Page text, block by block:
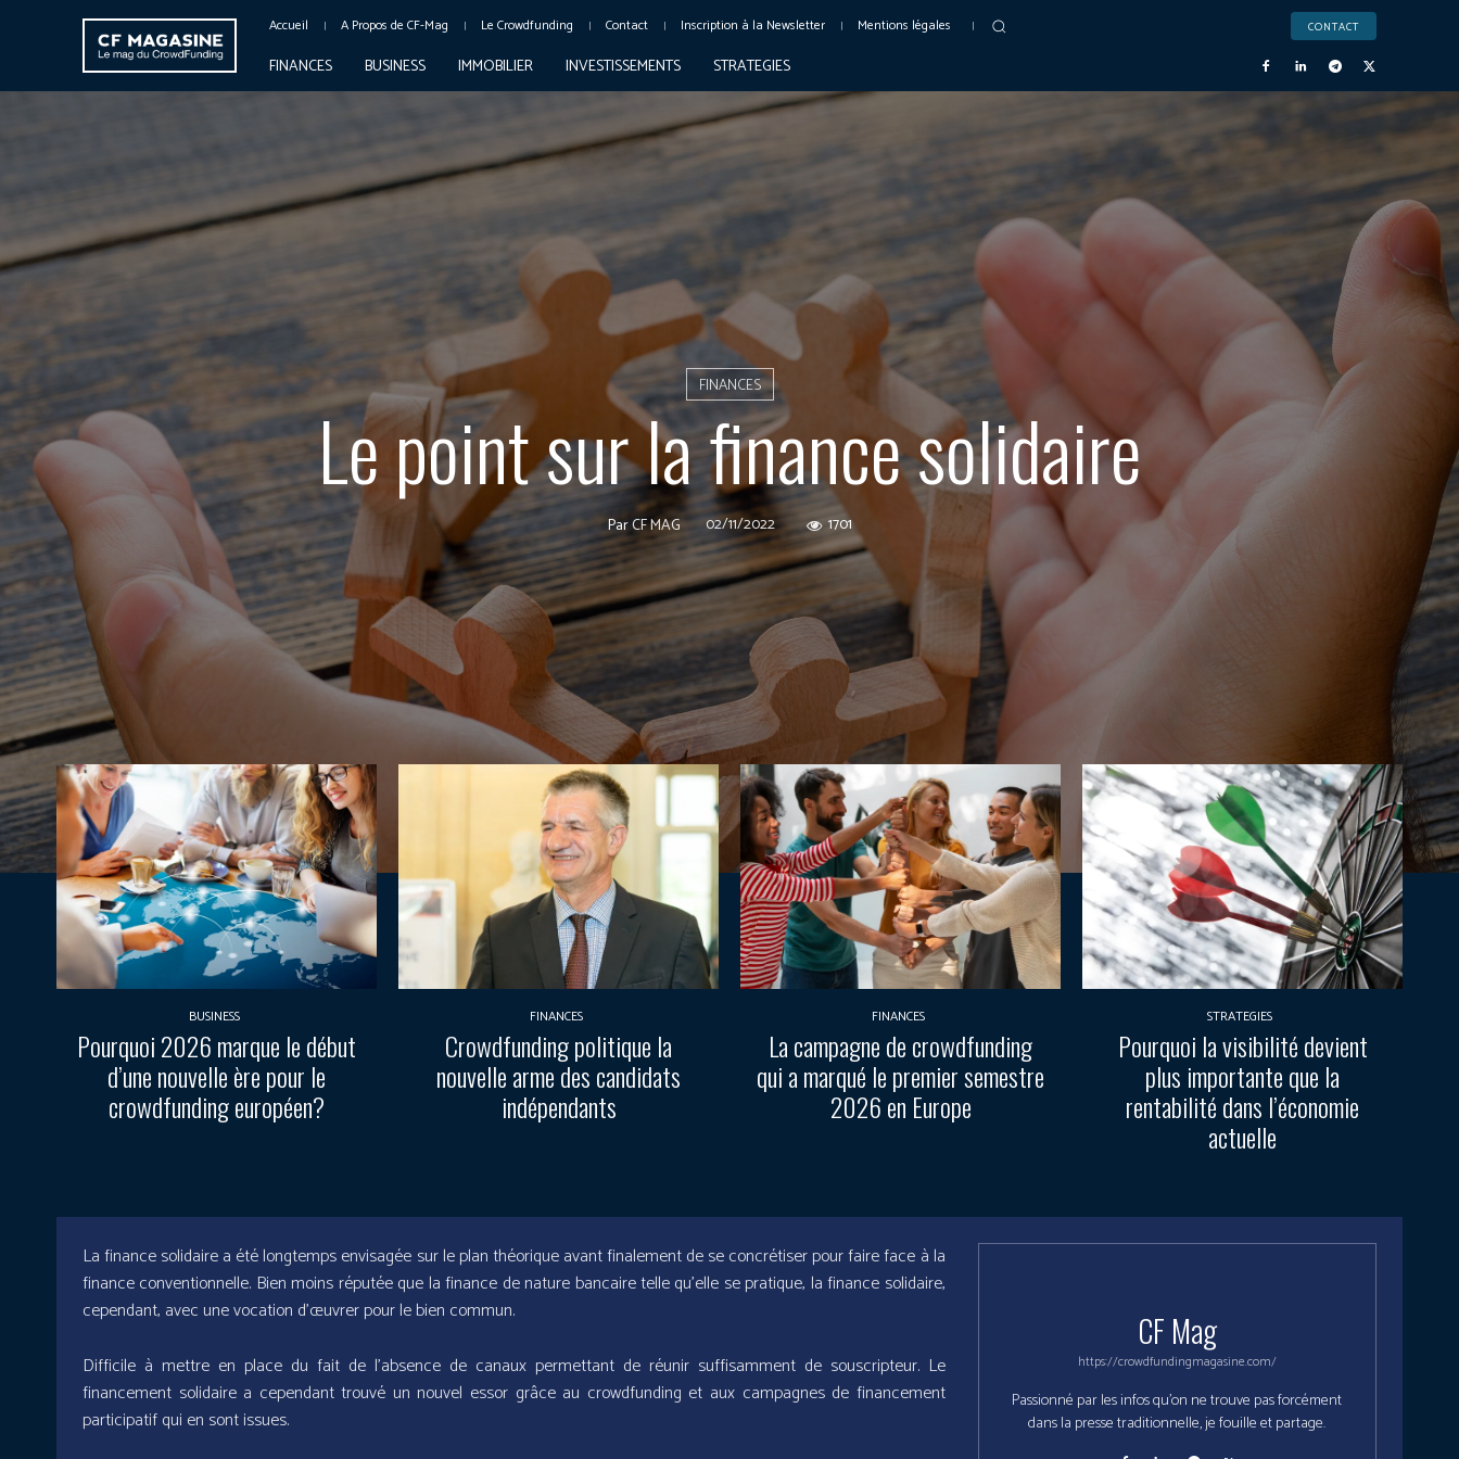
Accueil A Propos de CF-Mag Le Crowdfunding Contact Inscription à la Newsletter Mentions légales CONTACT
FINANCES BUSINESS IMMOBILIER INVESTISSEMENTS STRATEGIES
FINANCES
Le point sur la finance solidaire
ParCF MAG 02/11/2022 1701
BUSINESS
Pourquoi 2026 marque le début
d’une nouvelle ère pour le
crowdfunding européen?
FINANCES
Crowdfunding politique la
nouvelle arme des candidats
indépendants
FINANCES
La campagne de crowdfunding
qui a marqué le premier semestre
2026 en Europe
STRATEGIES
Pourquoi la visibilité devient
plus importante que la
rentabilité dans l’économie
actuelle
La finance solidaire a été longtemps envisagée sur le plan théorique avant finalement de se concrétiser pour faire face à la
finance conventionnelle. Bien moins réputée que la finance de nature bancaire telle qu’elle se pratique, la finance solidaire,
cependant, avec une vocation d’œuvrer pour le bien commun.
Difficile à mettre en place du fait de l’absence de canaux permettant de réunir suffisamment de souscripteur. Le
financement solidaire a cependant trouvé un nouvel essor grâce au crowdfunding et aux campagnes de financement
participatif qui en sont issues.
CF Mag
https://crowdfundingmagasine.com/
Passionné par les infos qu'on ne trouve pas forcément
dans la presse traditionnelle, je fouille et partage.